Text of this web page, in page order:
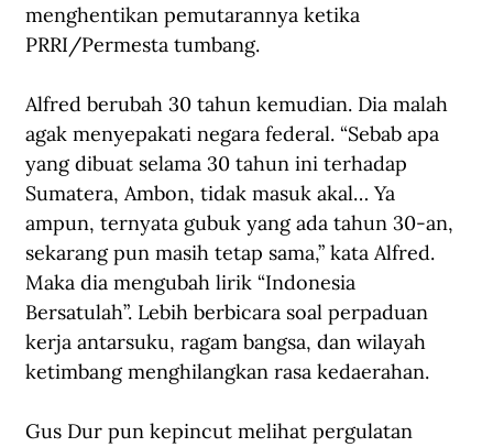
menghentikan pemutarannya ketika
PRRI/Permesta tumbang.
Alfred berubah 30 tahun kemudian. Dia malah
agak menyepakati negara federal. “Sebab apa
yang dibuat selama 30 tahun ini terhadap
Sumatera, Ambon, tidak masuk akal… Ya
ampun, ternyata gubuk yang ada tahun 30-an,
sekarang pun masih tetap sama,” kata Alfred.
Maka dia mengubah lirik “Indonesia
Bersatulah”. Lebih berbicara soal perpaduan
kerja antarsuku, ragam bangsa, dan wilayah
ketimbang menghilangkan rasa kedaerahan.
Gus Dur pun kepincut melihat pergulatan